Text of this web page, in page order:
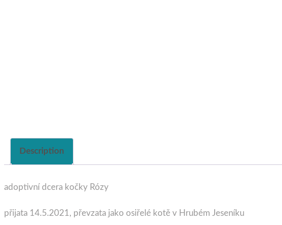
Description
adoptivní dcera kočky Rózy
přijata 14.5.2021, převzata jako osiřelé kotě v Hrubém Jeseníku